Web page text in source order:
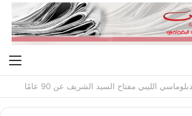
الليبي مفتاح السيد الشريف عن 90 عامًا